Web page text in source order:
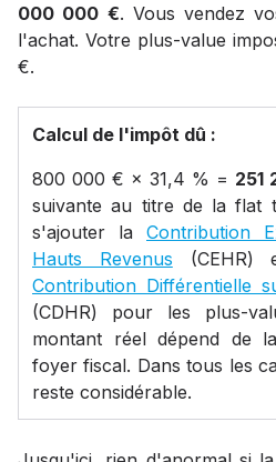
000 000 €. Vous vendez
l'achat. Votre plus-value
€.
Calcul de l'impôt dû :
800 000 € × 31,4 % = 251
suivante au titre de la flat
s'ajouter la Contribution
Hauts Revenus (CEHR)
Contribution Différentielle
(CDHR) pour les plus-
montant réel dépend de
foyer fiscal. Dans tous les
reste considérable.